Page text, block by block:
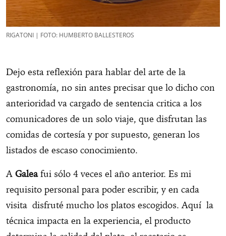
RIGATONI | FOTO: HUMBERTO BALLESTEROS
Dejo esta reflexión para hablar del arte de la
gastronomía, no sin antes precisar que lo dicho con
anterioridad va cargado de sentencia critica a los
comunicadores de un solo viaje, que disfrutan las
comidas de cortesía y por supuesto, generan los
listados de escaso conocimiento.
A Galeafui sólo 4 veces el año anterior. Es mi
requisito personal para poder escribir, y en cada
visita disfruté mucho los platos escogidos. Aquí la
técnica impacta en la experiencia, el producto